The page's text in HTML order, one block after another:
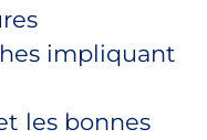
impliquant
les bonnes